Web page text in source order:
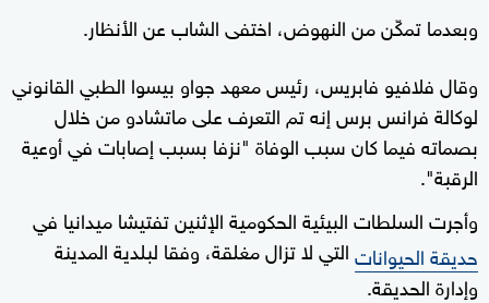
وبعدما تمكّن من النهوض، اختفى الشاب عن الأنظار.
وقال فلافيو فابريس، رئيس معهد جواو بيسوا الطبي القانوني
لوكالة فرانس برس إنه تم التعرف على ماتشادو من خلال
بصماته فيما كان سبب الوفاة "نزفا بسبب إصابات في أوعية
الرقبة".
وأجرت السلطات البيئية الحكومية الإثنين تفتيشا ميدانيا في
حديقة الحيواناتالتي لا تزال مغلقة، وفقا لبلدية المدينة
وإدارة الحديقة.